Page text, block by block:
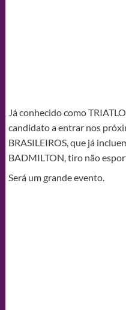
Já conhecido como
candidato a entrar nos
BRASILEIROS, que já
BADMILTON, tiro não
Será um grande evento.